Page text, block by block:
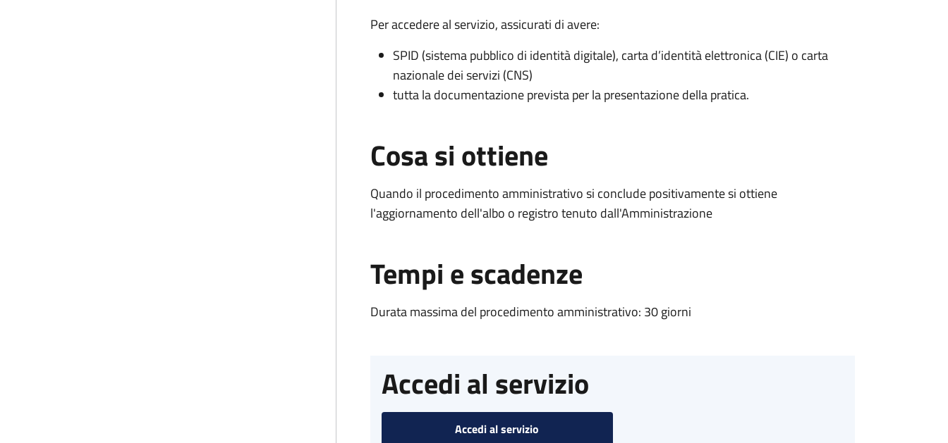
Per accedere al servizio, assicurati di avere:
SPID (sistema pubblico di identità digitale), carta d’identità elettronica (CIE) o carta
nazionale dei servizi (CNS)
tutta la documentazione prevista per la presentazione della pratica.
Cosa si ottiene
Quando il procedimento amministrativo si conclude positivamente si ottiene
l'aggiornamento dell'albo o registro tenuto dall'Amministrazione
Tempi e scadenze
Durata massima del procedimento amministrativo: 30 giorni
Accedi al servizio
Accedi al servizio